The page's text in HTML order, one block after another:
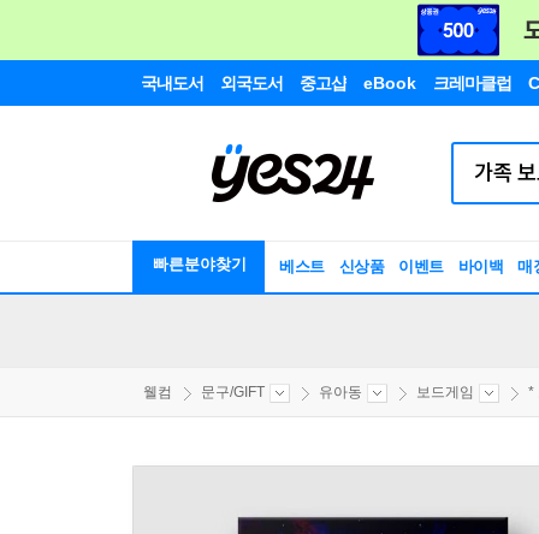
국내도서 외국도서 중고샵 eBook 크레마클럽
빠른분야찾기 베스트 신상품 이벤트 바이백 매
웰컴 문구/GIFT 유아동 보드게임 *